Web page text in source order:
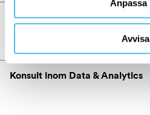
Anpassa
Avvisa
SAP Teknisk Konsult
Konsult inom Data & Analytics